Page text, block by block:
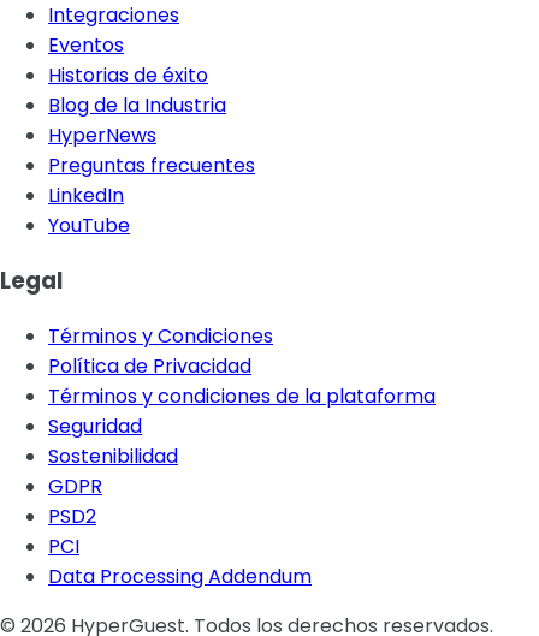
Integraciones
Eventos
Historias de éxito
Blog de la Industria
HyperNews
Preguntas frecuentes
LinkedIn
YouTube
Legal
Términos y Condiciones
Política de Privacidad
Términos y condiciones de la plataforma
Seguridad
Sostenibilidad
GDPR
PSD2
PCI
Data Processing Addendum
© 2026 HyperGuest. Todos los derechos reservados.